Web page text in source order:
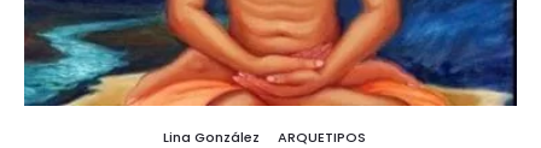
Lina González ARQUETIPOS